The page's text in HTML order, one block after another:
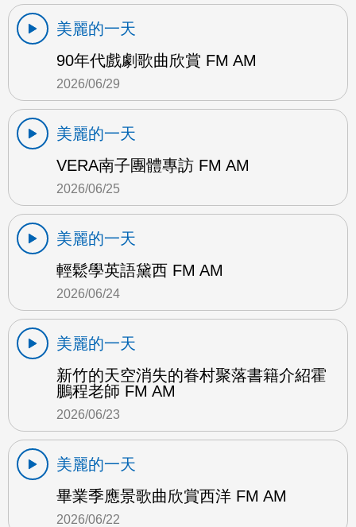
美麗的一天
90年代戲劇歌曲欣賞 FM AM
2026/06/29
美麗的一天
VERA南子團體專訪 FM AM
2026/06/25
美麗的一天
輕鬆學英語黛西 FM AM
2026/06/24
美麗的一天
新竹的天空消失的眷村聚落書籍介紹霍
鵬程老師 FM AM
2026/06/23
美麗的一天
畢業季應景歌曲欣賞西洋 FM AM
2026/06/22